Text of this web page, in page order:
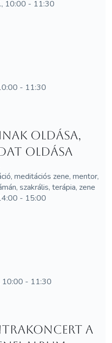
10:00 - 11:30
- 11:30
oldása,
oldása
meditációs zene, mentor,
szakrális, terápia, zene
- 15:00
- 11:30
a